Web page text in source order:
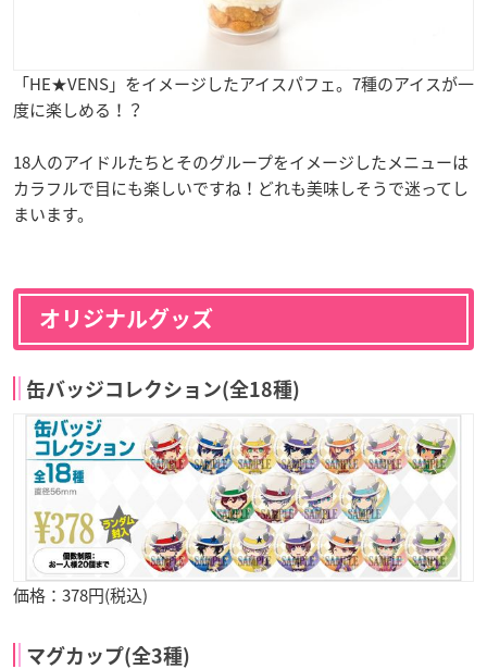
「HE★VENS」をイメージしたアイスパフェ。7種のアイスが一
度に楽しめる！？
18人のアイドルたちとそのグループをイメージしたメニューは
カラフルで目にも楽しいですね！どれも美味しそうで迷ってし
まいます。
オリジナルグッズ
缶バッジコレクション(全18種)
価格：378円(税込)
マグカップ(全3種)